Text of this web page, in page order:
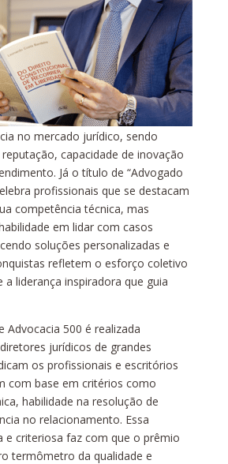
no mercado jurídico, sendo
capacidade de inovação
Já o título de “Advogado
profissionais que se destacam
competência técnica, mas
em lidar com casos
soluções personalizadas e
refletem o esforço coletivo
a liderança inspiradora que guia
Advocacia 500 é realizada
jurídicos de grandes
os profissionais e escritórios
com base em critérios como
habilidade na resolução de
no relacionamento. Essa
e criteriosa faz com que o prêmio
termômetro da qualidade e